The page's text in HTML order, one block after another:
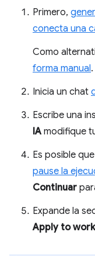
Primero,
conecta una
Como
forma manual.
Inicia un chat
Escribe una
IA modifique
Es posible
pause la
Continuar
Expande la
Apply to